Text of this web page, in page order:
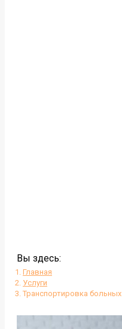
Вы здесь:
Главная
Услуги
Транспортировка больных